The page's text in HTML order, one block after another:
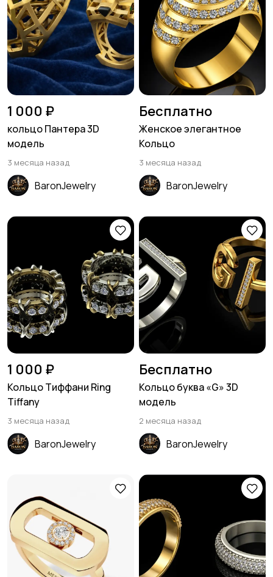
1 000 ₽
кольцо Пантера 3D
модель
3 месяца назад
BaronJewelry
Бесплатно
Женское элегантное
Кольцо
3 месяца назад
BaronJewelry
1 000 ₽
Кольцо Тиффани Ring
Tiffany
3 месяца назад
BaronJewelry
Бесплатно
Кольцо буква «G» 3D
модель
2 месяца назад
BaronJewelry